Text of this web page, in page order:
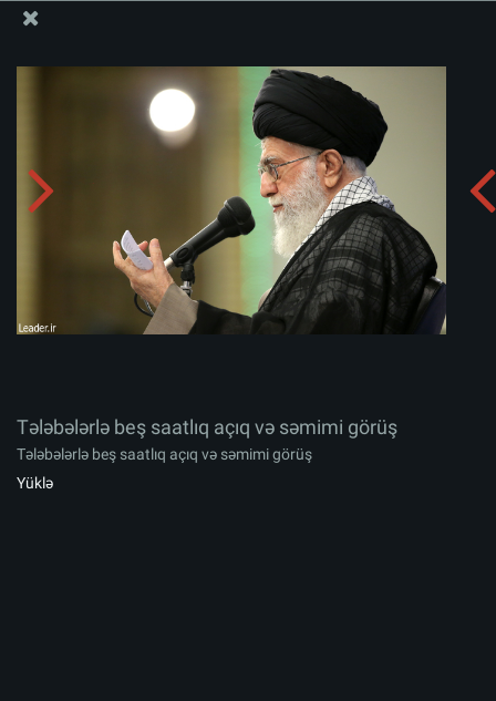
Tələbələrlə beş saatlıq açıq və səmimi görüş
Albomu yüklə: zip
Tələbələrlə beş saatlıq açıq və səmimi görüş
Tələbələrlə beş saatlıq açıq və səmimi görüş
Yüklə